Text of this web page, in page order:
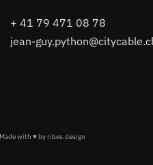
+ 41 79 471 08 78
jean-
with ♥ by ribes.design